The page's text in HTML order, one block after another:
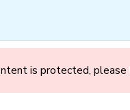
is protected, please